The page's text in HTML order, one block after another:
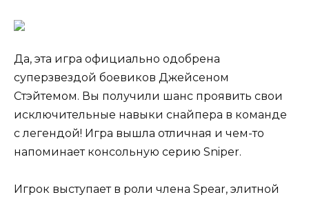
Да, эта игра официально одобрена
суперзвездой боевиков Джейсеном
Стэйтемом. Вы получили шанс проявить свои
исключительные навыки снайпера в команде
с легендой! Игра вышла отличная и чем-то
напоминает консольную серию Sniper.
Игрок выступает в роли члена Spear, элитной